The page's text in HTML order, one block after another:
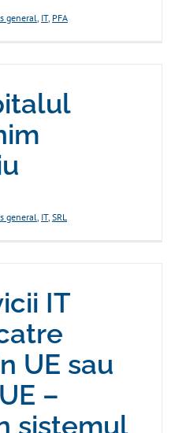
general, IT, PFA
general, IT, SRL
IT
UE sau
–
sistemul